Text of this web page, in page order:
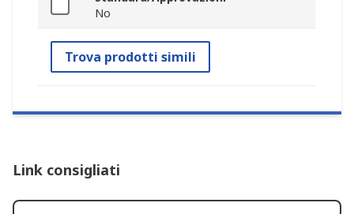
No
Trova prodotti simili
Link consigliati